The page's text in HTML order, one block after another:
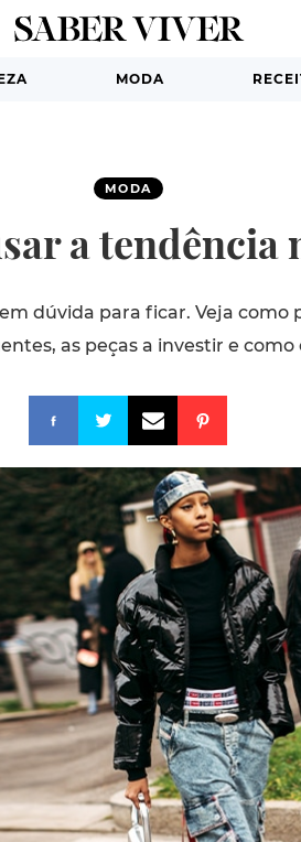
MODA
MODA
a
dúvida para ficar. Veja como
as peças a investir e